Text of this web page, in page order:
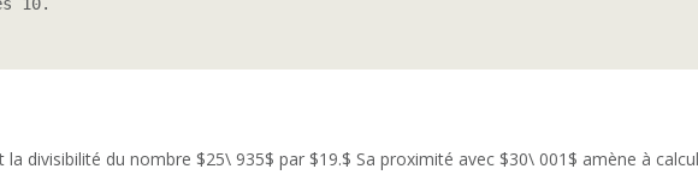
divisibilité du nombre $25\ 935$ par $19.$ Sa proximité avec $30\ 001$ amène à